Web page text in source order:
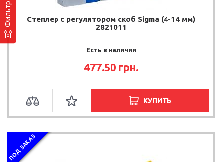
Фильтр
Степлер с регулятором скоб Sigma (4-14 мм)
2821011
Есть в наличии
477.50 грн.
КУПИТЬ
ПОД ЗАКАЗ